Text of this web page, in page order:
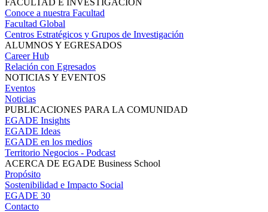
Conoce a nuestra Facultad
Facultad Global
Centros Estratégicos y Grupos de Investigación
ALUMNOS Y EGRESADOS
Career Hub
Relación con Egresados
NOTICIAS Y EVENTOS
Eventos
Noticias
PUBLICACIONES PARA LA COMUNIDAD
EGADE Insights
EGADE Ideas
EGADE en los medios
Territorio Negocios - Podcast
ACERCA DE EGADE Business School
Propósito
Sostenibilidad e Impacto Social
EGADE 30
Contacto